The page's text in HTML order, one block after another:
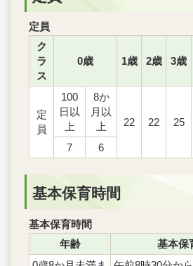
定員
ク
ラ
ス
0歳 1歳 2歳 3歳
定
員
100
日以
上
8か
月以
上
22 22 25
7 6
基本保育時間
基本保育時間
年齢
基本保